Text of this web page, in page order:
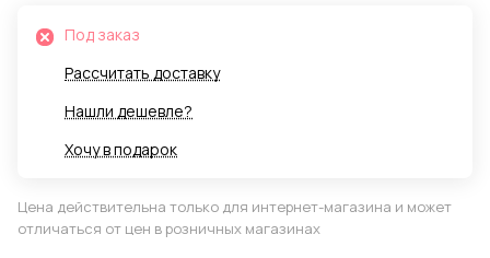
Под заказ
Рассчитать доставку
Нашли дешевле?
Хочу в подарок
Цена действительна только для интернет-магазина и может
отличаться от цен в розничных магазинах